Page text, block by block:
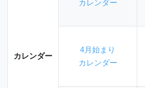
カレンダー
カレンダー
4月始まり
カレンダー